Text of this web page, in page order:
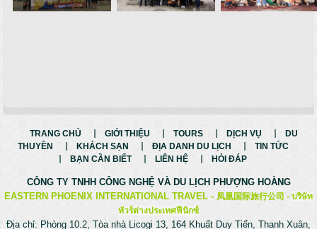
TRANG CHỦ GIỚI THIỆU TOURS DỊCH VỤ
DU
THUYỀN
KHÁCH SẠN ĐỊA DANH DU LỊCH
TIN TỨC
BẠN CẦN BIẾT
LIÊN HỆ HỎI ĐÁP
CÔNG TY TNHH CÔNG NGHỆ VÀ DU LỊCH PHƯỢNG HOÀNG
EASTERN PHOENIX INTERNATIONAL TRAVEL - 凤凰国际旅行公司 - บริษัท
ทัวร์ต่างประเทศฟีนิกซ์
Địa chỉ: Phòng 10.2, Tòa nhà Licogi 13, 164 Khuất Duy Tiến, Thanh Xuân,